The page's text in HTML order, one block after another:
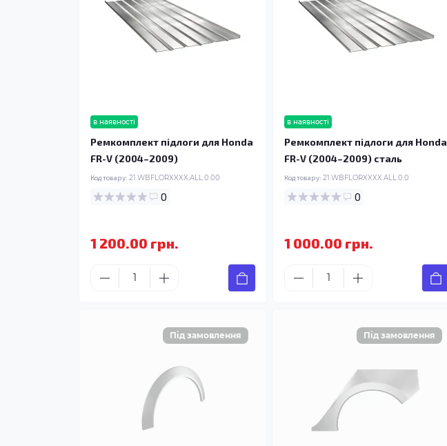
в наявності
Ремкомплект підлоги для Honda
FR-V (2004–2009)
Код товару: 21.WBFLORXXXX.ALL.0.00
0
1 200.00 грн.
в наявності
Ремкомплект підлоги для Honda
FR-V (2004–2009) сталь
Код товару: 21.WBFLORXXXX.ALL.0.0
0
1 000.00 грн.